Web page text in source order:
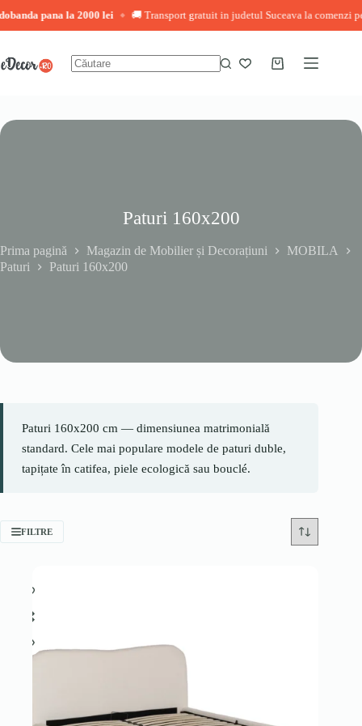
pana la 2000 lei ◆ 🚚 Transport gratuit in judetul Suceava la comenzi peste
conținut
Coș
Paturi 160x200
Prima pagină Magazin de Mobilier și Decorațiuni
MOBILA
Paturi
Paturi 160x200
Paturi 160x200 cm — dimensiunea matrimonială
standard. Cele mai populare modele de paturi duble,
tapițate în catifea, piele ecologică sau bouclé.
FILTRE